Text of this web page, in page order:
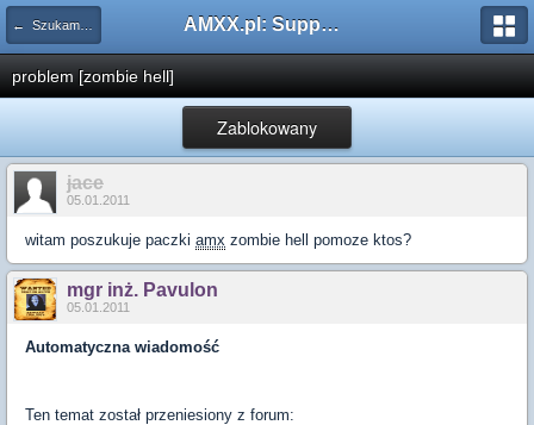
← Szukam pluginu AMXX.pl: Support AMX Mod X i SourceMod
problem [zombie hell]
Zablokowany
jace
05.01.2011
witam poszukuje paczki amx zombie hell pomoze ktos?
mgr inż. Pavulon
05.01.2011
Automatyczna wiadomość
Ten temat został przeniesiony z forum: